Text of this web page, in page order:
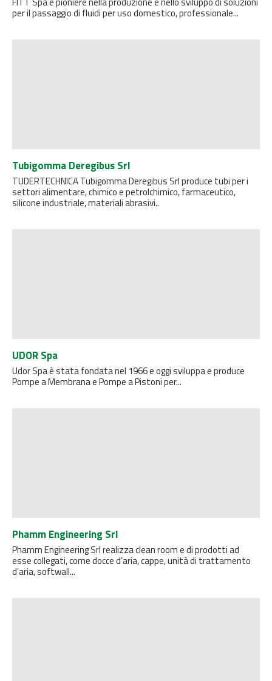
per il passaggio di fluidi per uso domestico, professionale...
Tubigomma Deregibus Srl
TUDERTECHNICA Tubigomma Deregibus Srl produce tubi per i
settori alimentare, chimico e petrolchimico, farmaceutico,
silicone industriale, materiali abrasivi..
UDOR Spa
Udor Spa è stata fondata nel 1966 e oggi sviluppa e produce
Pompe a Membrana e Pompe a Pistoni per...
Phamm Engineering Srl
Phamm Engineering Srl realizza clean room e di prodotti ad
esse collegati, come docce d’aria, cappe, unità di trattamento
d’aria, softwall...